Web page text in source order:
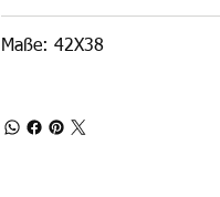
Maße: 42X38